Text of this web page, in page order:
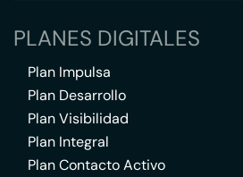
PLANES DIGITALES
Plan Impulsa
Plan Desarrollo
Plan Visibilidad
Plan Integral
Plan Contacto Activo